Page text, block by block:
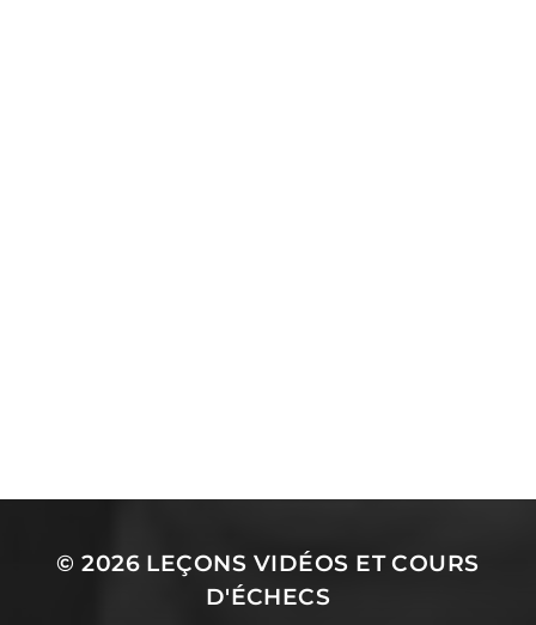
© 2026 LEÇONS VIDÉOS ET COURS
D'ÉCHECS